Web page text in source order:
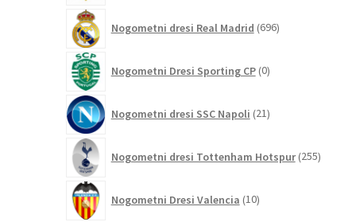
Nogometni dresi Real Madrid 696izdelkov
Nogometni Dresi Sporting CP 0izdelkov
Nogometni dresi SSC Napoli 21izdelkov
Nogometni dresi Tottenham Hotspur 255
Nogometni Dresi Valencia 10izdelkov